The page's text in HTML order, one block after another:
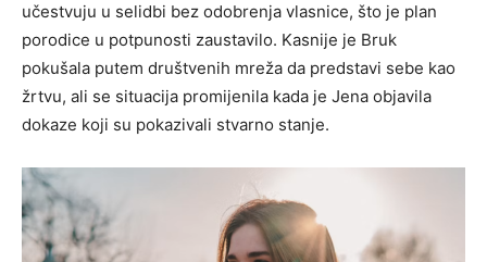
učestvuju u selidbi bez odobrenja vlasnice, što je plan
porodice u potpunosti zaustavilo. Kasnije je Bruk
pokušala putem društvenih mreža da predstavi sebe kao
žrtvu, ali se situacija promijenila kada je Jena objavila
dokaze koji su pokazivali stvarno stanje.